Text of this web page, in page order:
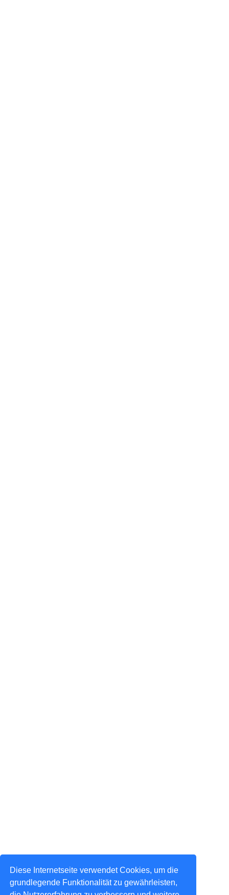
Diese Internetseite verwendet Cookies, um die
grundlegende Funktionalität zu gewährleisten,